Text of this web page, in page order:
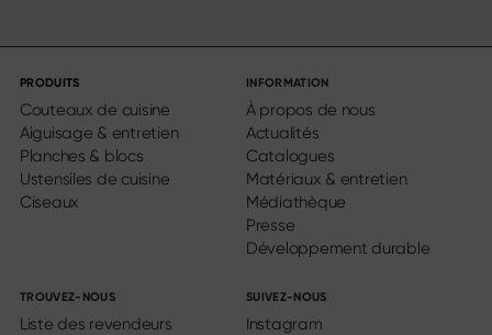
PRODUITS
Couteaux de cuisine
Aiguisage & entretien
Planches & blocs
Ustensiles de cuisine
Ciseaux
INFORMATION
À propos de nous
Actualités
Catalogues
Matériaux & entretien
Médiathèque
Presse
Développement durable
TROUVEZ-NOUS
Liste des revendeurs
SUIVEZ-NOUS
Instagram